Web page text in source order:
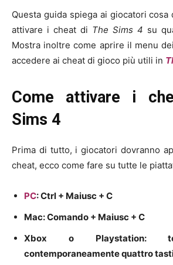
Questa guida spiega ai giocatori
attivare i cheat di The Sims 4 su
Mostra inoltre come aprire il menu
accedere ai cheat di gioco più utili in
Come attivare i
Sims 4
Prima di tutto, i giocatori dovranno
cheat, ecco come fare su tutte le
PC: Ctrl + Maiusc + C
Mac: Comando + Maiusc + C
Xbox o Playstation:
contemporaneamente quattro